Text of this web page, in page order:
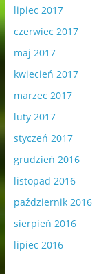
lipiec 2017
czerwiec 2017
maj 2017
kwiecień 2017
marzec 2017
luty 2017
styczeń 2017
grudzień 2016
listopad 2016
październik 2016
sierpień 2016
lipiec 2016